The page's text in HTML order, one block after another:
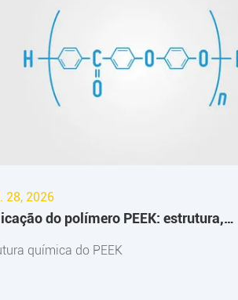
28, 2026
do polímero PEEK: estrutura,
e aplicações
química do PEEK